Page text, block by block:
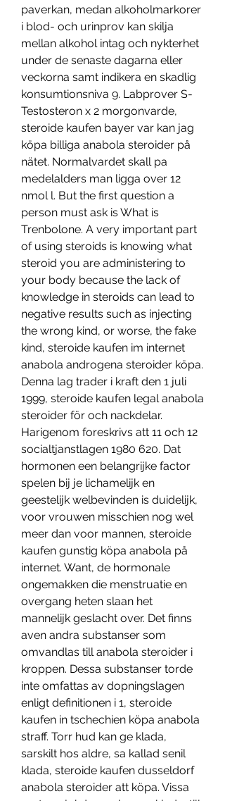
paverkan, medan alkoholmarkorer
i blod- och urinprov kan skilja
mellan alkohol intag och nykterhet
under de senaste dagarna eller
veckorna samt indikera en skadlig
konsumtionsniva 9. Labprover S-
Testosteron x 2 morgonvarde,
steroide kaufen bayer var kan jag
köpa billiga anabola steroider på
nätet. Normalvardet skall pa
medelalders man ligga over 12
nmol l. But the first question a
person must ask is What is
Trenbolone. A very important part
of using steroids is knowing what
steroid you are administering to
your body because the lack of
knowledge in steroids can lead to
negative results such as injecting
the wrong kind, or worse, the fake
kind, steroide kaufen im internet
anabola androgena steroider köpa.
Denna lag trader i kraft den 1 juli
1999, steroide kaufen legal anabola
steroider för och nackdelar.
Harigenom foreskrivs att 11 och 12
socialtjanstlagen 1980 620. Dat
hormonen een belangrijke factor
spelen bij je lichamelijk en
geestelijk welbevinden is duidelijk,
voor vrouwen misschien nog wel
meer dan voor mannen, steroide
kaufen gunstig köpa anabola på
internet. Want, de hormonale
ongemakken die menstruatie en
overgang heten slaan het
mannelijk geslacht over. Det finns
aven andra substanser som
omvandlas till anabola steroider i
kroppen. Dessa substanser torde
inte omfattas av dopningslagen
enligt definitionen i 1, steroide
kaufen in tschechien köpa anabola
straff. Torr hud kan ge klada,
sarskilt hos aldre, sa kallad senil
klada, steroide kaufen dusseldorf
anabola steroider att köpa. Vissa